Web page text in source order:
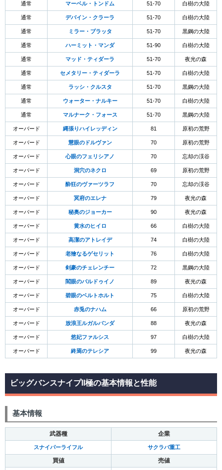
通常 マーベル・トンドム 51-70 白樹の大陸
通常 デバイン・クラーラ 51-70 白樹の大陸
通常 ミラー・ブラッタ 51-70 黒鋼の大陸
通常 ハーミット・マンダ 51-90 白樹の大陸
通常 マッド・ティダーラ 51-70 夜光の森
通常 セメタリー・ティダーラ 51-70 白樹の大陸
通常 ラッシ・クルスタ 51-70 黒鋼の大陸
通常 ウォーター・ナルキー 51-70 白樹の大陸
通常 マルナーク・フォース 51-70 黒鋼の大陸
オーバード 縄張りハイレッディン 81 原初の荒野
オーバード 慧眼のドルヴァン 70 原初の荒野
オーバード 心眼のフェリシアノ 70 忘却の渓谷
オーバード 洞穴のネクロ 69 原初の荒野
オーバード 酔狂のヴァーツラフ 70 忘却の渓谷
オーバード 冥府のエレナ 79 夜光の森
オーバード 秘奥のジョーカー 90 夜光の森
オーバード 黄水のヒイロ 66 白樹の大陸
オーバード 高潔のアトレイデ 74 白樹の大陸
オーバード 老獪なるゲセリット 76 白樹の大陸
オーバード 剣豪のチェレンチー 72 黒鋼の大陸
オーバード 閻眼のバルドゥイノ 89 夜光の森
オーバード 碧眼のベルトホルト 75 白樹の大陸
オーバード 赤兎のナハム 66 原初の荒野
オーバード 放浪王ルガルバンダ 88 夜光の森
オーバード 悠妃ファルシス 97 白樹の大陸
オーバード 終焉のテレシア 99 夜光の森
ビッグバンスナイプII極の基本情報と性能
基本情報
武器種 企業
スナイパーライフル サクラバ重工
買値 売値